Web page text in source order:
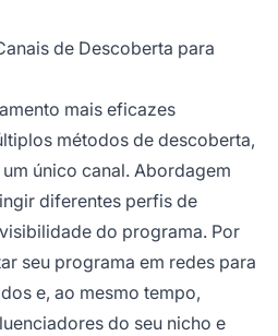
de Descoberta para
mais eficazes
métodos de descoberta,
único canal. Abordagem
diferentes perfis de
do programa. Por
seu programa em redes para
e, ao mesmo tempo,
do seu nicho e